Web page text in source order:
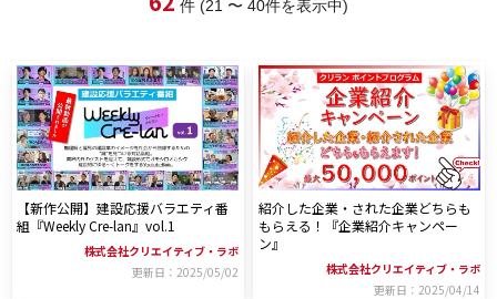
プロジェクト
検索する
リセット
件 (21 〜 40件を表示中)
【新作公開】建設応援バラエティ番
組『Weekly Cre-lan』vol.1
株式会社クリエイティブ・ラボ
更新日：2025/05/02
紹介した企業・された企業どちらも
もらえる！『企業紹介キャンペー
ン』
株式会社クリエイティブ・ラボ
更新日：2025/04/14